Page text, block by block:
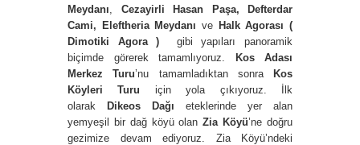
Meydanı
Cezayirli Hasan Paşa, Defterdar
Cami, Eleftheria Meydanı ve Halk Agorası (
Dimotiki Agora )
gibi yapıları panoramik
biçimde görerek tamamlıyoruz.
Kos Adası
Merkez Turu’nu tamamladıktan sonra
Kos
Köyleri Turu için yola çıkıyoruz. İlk
olarak
Dikeos Dağı eteklerinde yer alan
yemyeşil bir dağ köyü olanZia Köyü’ne doğru
gezimize devam ediyoruz. Zia Köyü’ndeki